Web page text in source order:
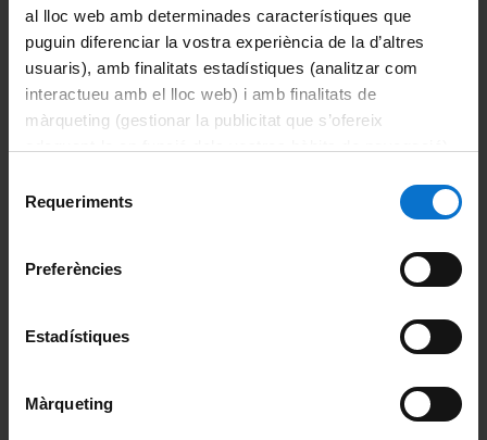
al lloc web amb determinades característiques que
puguin diferenciar la vostra experiència de la d’altres
usuaris), amb finalitats estadístiques (analitzar com
interactueu amb el lloc web) i amb finalitats de
màrqueting (gestionar la publicitat que s’ofereix
consultar laPolítica de galetes del lloc web de la
Requeriments
Preferències
Estadístiques
Màrqueting
Informació del màster
Informació destacada
Accions de suport i d'orientació
Avaluació
Horaris de classe
Mobilitat